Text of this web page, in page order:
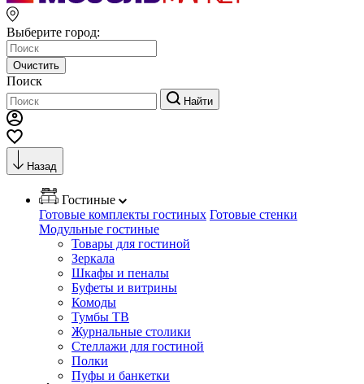
Выберите город:
Очистить
Поиск
Найти
Назад
Гостиные
Готовые комплекты гостиных Готовые стенки
Модульные гостиные
Товары для гостиной
Зеркала
Шкафы и пеналы
Буфеты и витрины
Комоды
Тумбы ТВ
Журнальные столики
Стеллажи для гостиной
Полки
Пуфы и банкетки